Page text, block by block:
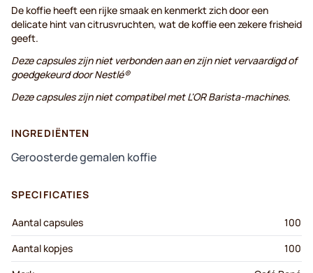
De koffie heeft een rijke smaak en kenmerkt zich door een
delicate hint van citrusvruchten, wat de koffie een zekere frisheid
geeft.
Deze capsules zijn niet verbonden aan en zijn niet vervaardigd of
goedgekeurd door Nestlé®
Deze capsules zijn niet compatibel met L'OR Barista-machines.
INGREDIËNTEN
Geroosterde gemalen koffie
SPECIFICATIES
Aantal capsules
100
Aantal kopjes
100